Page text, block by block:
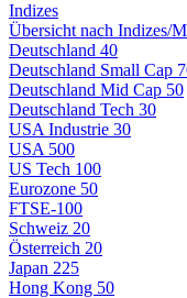
Indizes
Übersicht nach Indizes/
Deutschland 40
Deutschland Small Cap
Deutschland Mid Cap 50
Deutschland Tech 30
USA Industrie 30
USA 500
US Tech 100
Eurozone 50
FTSE-100
Schweiz 20
Österreich 20
Japan 225
Hong Kong 50